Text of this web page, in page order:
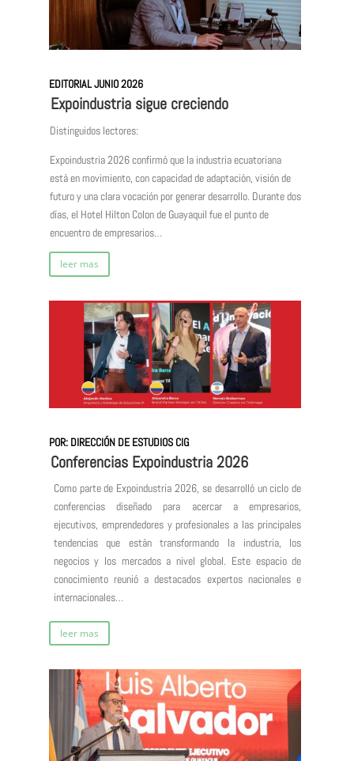
EDITORIAL JUNIO 2026
Expoindustria sigue creciendo
Distinguidos lectores:
Expoindustria 2026 confirmó que la industria ecuatoriana
está en movimiento, con capacidad de adaptación, visión de
futuro y una clara vocación por generar desarrollo. Durante dos
días, el Hotel Hilton Colon de Guayaquil fue el punto de
encuentro de empresarios…
leer mas
POR: DIRECCIÓN DE ESTUDIOS CIG
Conferencias Expoindustria 2026
Como parte de Expoindustria 2026, se desarrolló un ciclo de
conferencias diseñado para acercar a empresarios,
ejecutivos, emprendedores y profesionales a las principales
tendencias que están transformando la industria, los
negocios y los mercados a nivel global. Este espacio de
conocimiento reunió a destacados expertos nacionales e
internacionales…
leer mas